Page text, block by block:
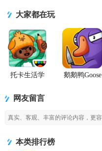
大家都在玩
托卡生活学
鹅鹅鸭Goose
网友留言
本类排行榜